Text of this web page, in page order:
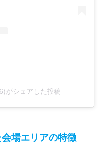
がシェアした投稿
場エリアの特徴